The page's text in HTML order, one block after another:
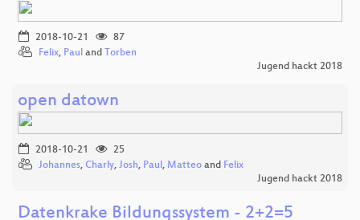
2018-10-21
87
Felix, Paul and Torben
Jugend hackt 2018
open datown
2018-10-21
25
Johannes, Charly, Josh, Paul , Matteo and Felix
Jugend hackt 2018
Datenkrake Bildungssystem - 2+2=5